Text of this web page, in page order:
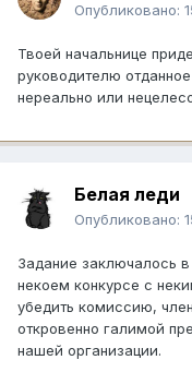
Опубликовано:
Твоей начальнице
руководителю
нереально или
Белая леди
Опубликовано:
Задание заключалось
некоем конкурсе с
убедить комиссию,
откровенно галимой
нашей организации.